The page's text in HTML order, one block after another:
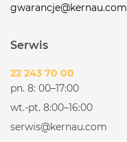
gwarancje@kernau.com
Serwis
22 243 70 00
pn. 8: 00–17:00
wt.-pt. 8:00–16:00
serwis@kernau.com